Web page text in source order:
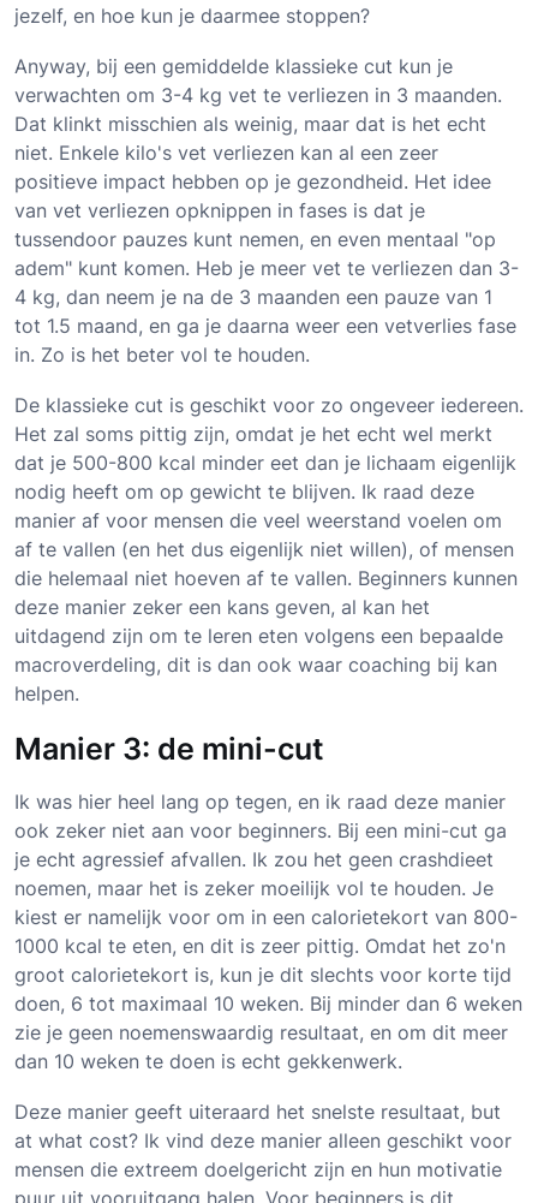
jezelf, en hoe kun je daarmee stoppen?
Anyway, bij een gemiddelde klassieke cut kun je
verwachten om 3-4 kg vet te verliezen in 3 maanden.
Dat klinkt misschien als weinig, maar dat is het echt
niet. Enkele kilo's vet verliezen kan al een zeer
positieve impact hebben op je gezondheid. Het idee
van vet verliezen opknippen in fases is dat je
tussendoor pauzes kunt nemen, en even mentaal "op
adem" kunt komen. Heb je meer vet te verliezen dan 3-
4 kg, dan neem je na de 3 maanden een pauze van 1
tot 1.5 maand, en ga je daarna weer een vetverlies fase
in. Zo is het beter vol te houden.
De klassieke cut is geschikt voor zo ongeveer iedereen.
Het zal soms pittig zijn, omdat je het echt wel merkt
dat je 500-800 kcal minder eet dan je lichaam eigenlijk
nodig heeft om op gewicht te blijven. Ik raad deze
manier af voor mensen die veel weerstand voelen om
af te vallen (en het dus eigenlijk niet willen), of mensen
die helemaal niet hoeven af te vallen. Beginners kunnen
deze manier zeker een kans geven, al kan het
uitdagend zijn om te leren eten volgens een bepaalde
macroverdeling, dit is dan ook waar coaching bij kan
helpen.
Manier 3: de mini-cut
Ik was hier heel lang op tegen, en ik raad deze manier
ook zeker niet aan voor beginners. Bij een mini-cut ga
je echt agressief afvallen. Ik zou het geen crashdieet
noemen, maar het is zeker moeilijk vol te houden. Je
kiest er namelijk voor om in een calorietekort van 800-
1000 kcal te eten, en dit is zeer pittig. Omdat het zo'n
groot calorietekort is, kun je dit slechts voor korte tijd
doen, 6 tot maximaal 10 weken. Bij minder dan 6 weken
zie je geen noemenswaardig resultaat, en om dit meer
dan 10 weken te doen is echt gekkenwerk.
Deze manier geeft uiteraard het snelste resultaat, but
at what cost? Ik vind deze manier alleen geschikt voor
mensen die extreem doelgericht zijn en hun motivatie
puur uit vooruitgang halen. Voor beginners is dit